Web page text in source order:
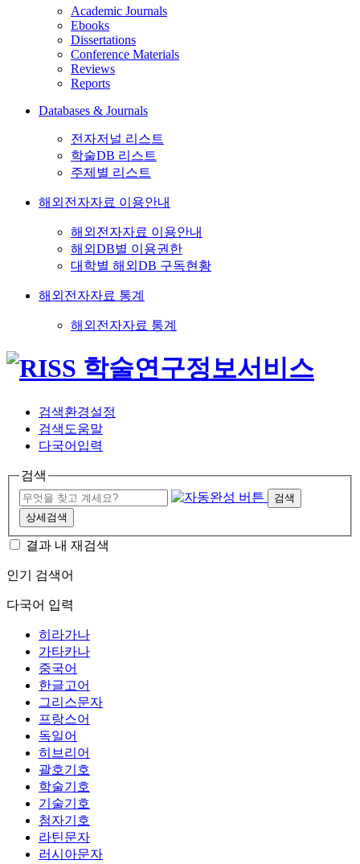
Academic Journals
Ebooks
Dissertations
Conference Materials
Reviews
Reports
Databases & Journals
전자저널 리스트
학술DB 리스트
주제별 리스트
해외전자자료 이용안내
해외전자자료 이용안내
해외DB별 이용권한
대학별 해외DB 구독현황
해외전자자료 통계
해외전자자료 통계
검색환경설정
검색도움말
다국어입력
검색
검색
상세검색
결과 내 재검색
인기 검색어
다국어 입력
히라가나
가타카나
중국어
한글고어
그리스문자
프랑스어
독일어
히브리어
괄호기호
학술기호
기술기호
첨자기호
라틴문자
러시아문자